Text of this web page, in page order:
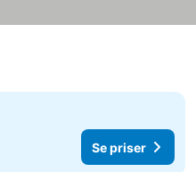
Se priser